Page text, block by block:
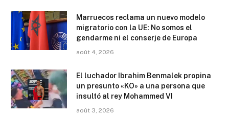
Marruecos reclama un nuevo modelo
migratorio con la UE: No somos el
gendarme ni el conserje de Europa
août 4, 2026
El luchador Ibrahim Benmalek propina
un presunto «KO» a una persona que
insultó al rey Mohammed VI
août 3, 2026